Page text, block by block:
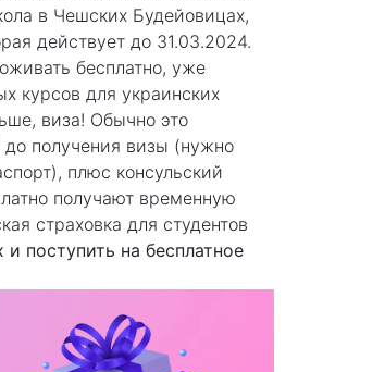
в Чешских Будейовицах,
действует до 31.03.2024.
бесплатно, уже
курсов для украинских
виза! Обычно это
до получения визы (нужно
плюс консульский
получают временную
страховка для студентов
поступить на бесплатное